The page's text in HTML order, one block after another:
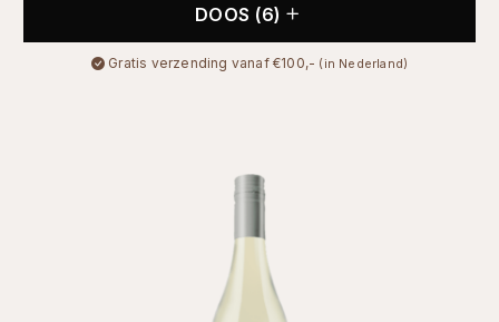
DOOS (6)
Gratis verzending vanaf €100,- (in Nederland)